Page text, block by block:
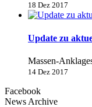
18 Dez 2017
Update zu
Massen-
14 Dez 2017
Facebook
News Archive